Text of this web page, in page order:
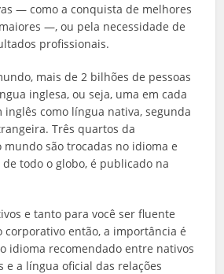
— como a conquista de melhores
—, ou pela necessidade de
profissionais.
mais de 2 bilhões de pessoas
inglesa, ou seja, uma em cada
inglês como língua nativa, segunda
Três quartos da
são trocadas no idioma e
todo o globo, é publicado na
e tanto para você ser fluente
então, a importância é
idioma recomendado entre nativos
e a língua oficial das relações